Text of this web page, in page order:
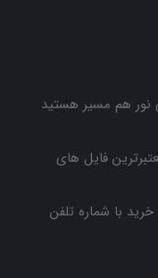
نور هم مسیر هستید
فایل های
با شماره تلفن